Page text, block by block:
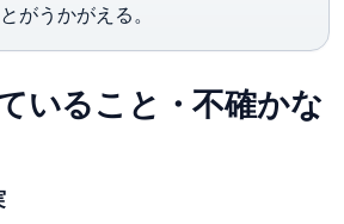
がうかがえる。
いること・不確かな